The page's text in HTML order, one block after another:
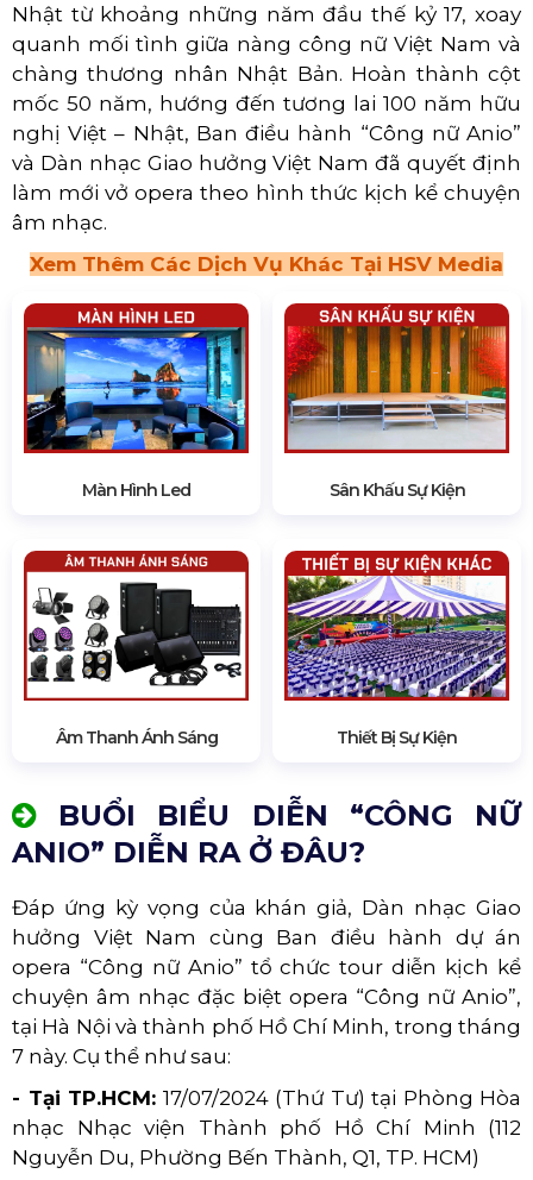
Nhật từ khoảng những năm đầu thế kỷ 17, xoay
quanh mối tình giữa nàng công nữ Việt Nam và
chàng thương nhân Nhật Bản. Hoàn thành cột
mốc 50 năm, hướng đến tương lai 100 năm hữu
nghị Việt – Nhật, Ban điều hành “Công nữ Anio”
và Dàn nhạc Giao hưởng Việt Nam đã quyết định
làm mới vở opera theo hình thức kịch kể chuyện
âm nhạc.
Xem Thêm Các Dịch Vụ Khác Tại HSV Media
Màn Hình Led Sân Khấu Sự Kiện
Âm Thanh Ánh Sáng Thiết Bị Sự Kiện
BUỔI BIỂU DIỄN “CÔNG NỮ
ANIO” DIỄN RA Ở ĐÂU?
Đáp ứng kỳ vọng của khán giả, Dàn nhạc Giao
hưởng Việt Nam cùng Ban điều hành dự án
opera “Công nữ Anio” tổ chức tour diễn kịch kể
chuyện âm nhạc đặc biệt opera “Công nữ Anio”,
tại Hà Nội và thành phố Hồ Chí Minh, trong tháng
7 này. Cụ thể như sau:
- Tại TP.HCM: 17/07/2024 (Thứ Tư) tại Phòng Hòa
nhạc Nhạc viện Thành phố Hồ Chí Minh (112
Nguyễn Du, Phường Bến Thành, Q1, TP. HCM)